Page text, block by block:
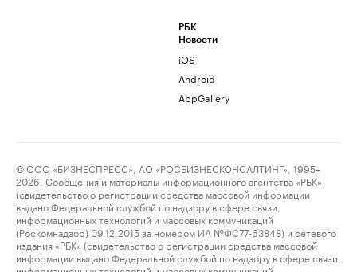
РБК
Новости
iOS
Android
AppGallery
© ООО «БИЗНЕСПРЕСС», АО «РОСБИЗНЕСКОНСАЛТИНГ», 1995–
2026. Сообщения и материалы информационного агентства «РБК»
(свидетельство о регистрации средства массовой информации
выдано Федеральной службой по надзору в сфере связи,
информационных технологий и массовых коммуникаций
(Роскомнадзор) 09.12.2015 за номером ИА №ФС77-63848) и сетевого
издания «РБК» (свидетельство о регистрации средства массовой
информации выдано Федеральной службой по надзору в сфере связи,